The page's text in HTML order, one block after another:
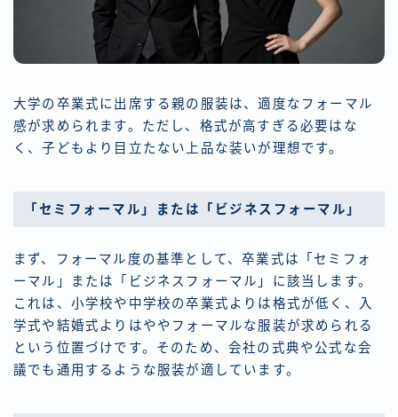
大学の卒業式に出席する親の服装は、適度なフォーマル
感が求められます。ただし、格式が高すぎる必要はな
く、子どもより目立たない上品な装いが理想です。
「セミフォーマル」または「ビジネスフォーマル」
まず、フォーマル度の基準として、卒業式は「セミフォ
ーマル」または「ビジネスフォーマル」に該当します。
これは、小学校や中学校の卒業式よりは格式が低く、入
学式や結婚式よりはややフォーマルな服装が求められる
という位置づけです。そのため、会社の式典や公式な会
議でも通用するような服装が適しています。